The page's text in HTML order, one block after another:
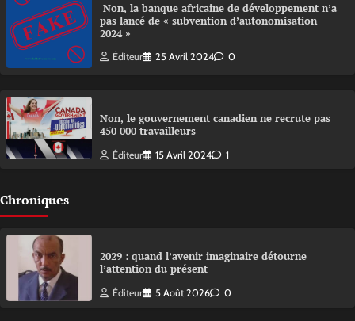
Non, la banque africaine de développement n’a
pas lancé de « subvention d’autonomisation
2024 »
Éditeur 25 Avril 2024 0
Non, le gouvernement canadien ne recrute pas
450 000 travailleurs
Éditeur 15 Avril 2024 1
Chroniques
2029 : quand l’avenir imaginaire détourne
l’attention du présent
Éditeur 5 Août 2026 0